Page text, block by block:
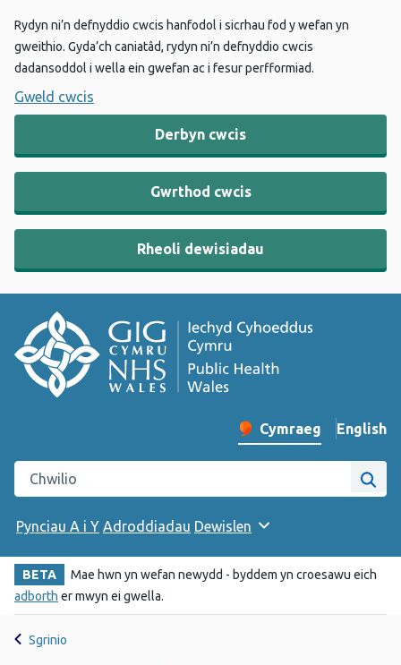
Rydyn ni’n defnyddio cwcis hanfodol i sicrhau fod y wefan yn
gweithio. Gyda’ch caniatâd, rydyn ni’n defnyddio cwcis
dadansoddol i wella ein gwefan ac i fesur perfformiad.
Gweld cwcis
Derbyn cwcis
Gwrthod cwcis
Rheoli dewisiadau
Newid iaith y wefan
Cymraeg English
–
Chwilio gwefan Iechyd Cyhoeddus Cymru
Pynciau A i Y Adroddiadau Dewislen
BETA
Mae hwn yn wefan newydd - byddem yn croesawu eich
adborth er mwyn ei gwella.
Sgrinio